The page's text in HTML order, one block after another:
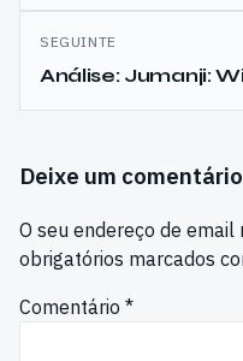
artigos
SEGUINTE
Análise: Jumanji:
Deixe um comentário
O seu endereço de
obrigatórios marcados
Comentário *